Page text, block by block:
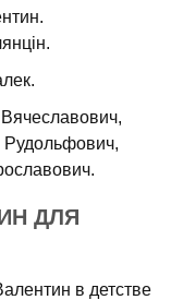
Вячеславович,
Рудольфович,
ДЛЯ
в детстве